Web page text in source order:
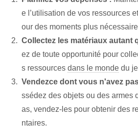
e l’utilisation de vos ressources
our des moments plus
Collectez les matériaux autant
ez de toute opportunité​ pour
s ressources dans le monde du
Vendez⁢ce dont vous n'avez
ssédez des objets ou des armes
as, vendez-les pour obtenir des
ntaires.